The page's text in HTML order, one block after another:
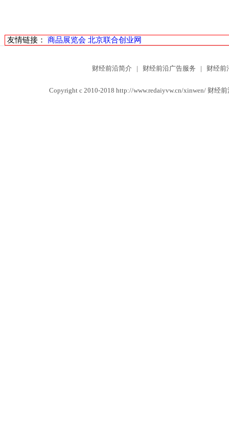
友情链接： 商品展览会 北京联合创业网
财经前沿简介 | 财经前沿广告服务 | 财经前
Copyright c 2010-2018 http://www.redaiyvw.cn/xinwen/ 财经